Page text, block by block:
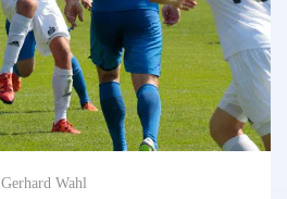
Gerhard Wahl